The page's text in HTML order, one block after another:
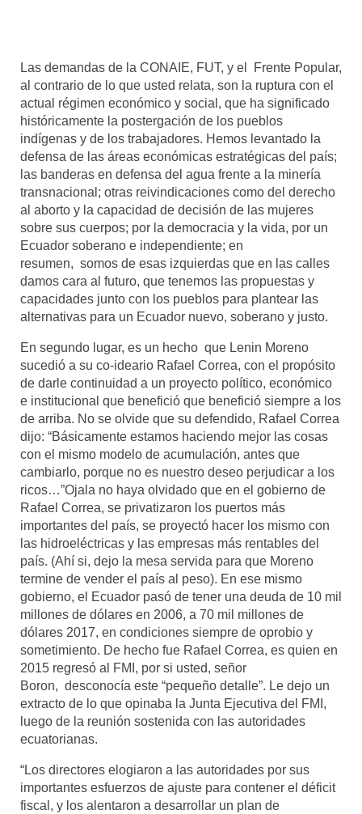
Las demandas de la CONAIE, FUT, y el Frente Popular,
al contrario de lo que usted relata, son la ruptura con el
actual régimen económico y social, que ha significado
históricamente la postergación de los pueblos
indígenas y de los trabajadores. Hemos levantado la
defensa de las áreas económicas estratégicas del país;
las banderas en defensa del agua frente a la minería
transnacional; otras reivindicaciones como del derecho
al aborto y la capacidad de decisión de las mujeres
sobre sus cuerpos; por la democracia y la vida, por un
Ecuador soberano e independiente; en
resumen, somos de esas izquierdas que en las calles
damos cara al futuro, que tenemos las propuestas y
capacidades junto con los pueblos para plantear las
alternativas para un Ecuador nuevo, soberano y justo.
En segundo lugar, es un hecho que Lenin Moreno
sucedió a su co-ideario Rafael Correa, con el propósito
de darle continuidad a un proyecto político, económico
e institucional que benefició que benefició siempre a los
de arriba. No se olvide que su defendido, Rafael Correa
dijo: “Básicamente estamos haciendo mejor las cosas
con el mismo modelo de acumulación, antes que
cambiarlo, porque no es nuestro deseo perjudicar a los
ricos…”Ojala no haya olvidado que en el gobierno de
Rafael Correa, se privatizaron los puertos más
importantes del país, se proyectó hacer los mismo con
las hidroeléctricas y las empresas más rentables del
país. (Ahí si, dejo la mesa servida para que Moreno
termine de vender el país al peso). En ese mismo
gobierno, el Ecuador pasó de tener una deuda de 10 mil
millones de dólares en 2006, a 70 mil millones de
dólares 2017, en condiciones siempre de oprobio y
sometimiento. De hecho fue Rafael Correa, es quien en
2015 regresó al FMI, por si usted, señor
Boron, desconocía este “pequeño detalle”. Le dejo un
extracto de lo que opinaba la Junta Ejecutiva del FMI,
luego de la reunión sostenida con las autoridades
ecuatorianas.
“Los directores elogiaron a las autoridades por sus
importantes esfuerzos de ajuste para contener el déficit
fiscal, y los alentaron a desarrollar un plan de